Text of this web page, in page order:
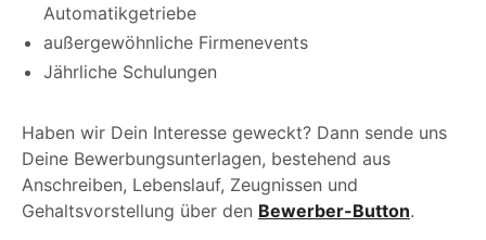
Automatikgetriebe
außergewöhnliche Firmenevents
Jährliche Schulungen
Haben wir Dein Interesse geweckt? Dann sende uns
Deine Bewerbungsunterlagen, bestehend aus
Anschreiben, Lebenslauf, Zeugnissen und
Gehaltsvorstellung über den Bewerber-Button.